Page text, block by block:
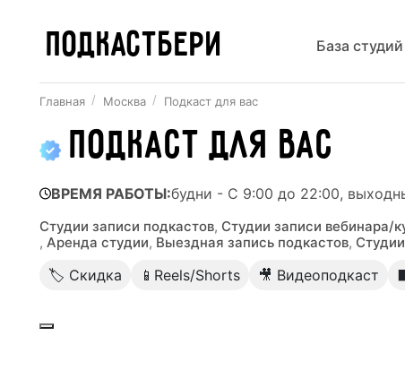
ПОДКАСТБЕРИ База студий
Главная Москва Подкаст для вас
Подкаст для вас
ВРЕМЯ РАБОТЫ:будни - С 9:00 до 22:00,
Студии записи подкастов, Студии записи вебинара/
, Аренда студии, Выездная запись подкастов,
🏷 Скидка 📱Reels/Shorts 🎥 Видеоподкаст